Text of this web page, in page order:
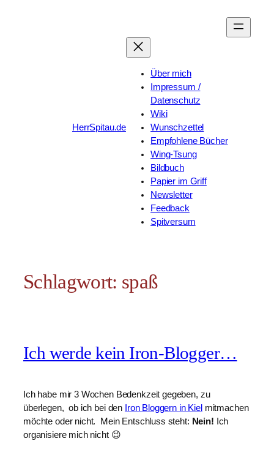
HerrSpitau.de
Über mich
Impressum /
Datenschutz
Wiki
Wunschzettel
Empfohlene Bücher
Wing-Tsung
Bildbuch
Papier im Griff
Newsletter
Feedback
Spitversum
Schlagwort: spaß
Ich werde kein Iron-Blogger…
Ich habe mir 3 Wochen Bedenkzeit gegeben, zu
überlegen, ob ich bei den Iron Bloggern in Kiel mitmachen
möchte oder nicht. Mein Entschluss steht: Nein! Ich
organisiere mich nicht 😉